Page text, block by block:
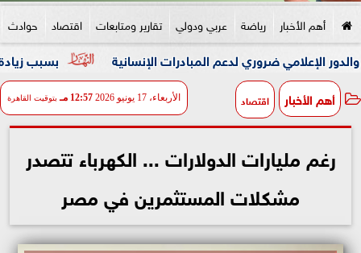
أهم الأخبار رياضة عربي ودولي تقارير ومتابعات اقتصاد حوادث
بسبب زيادة وزنها.. زوجة ضروري لدعم المبادرات الإنسانية
أهم الأخبار اقتصاد الأربعاء، 17 يونيو 2026 12:57 مـ بتوقيت القاهرة
رغم مليارات الدولارات ... الكهرباء تتصدر
مشكلات المستثمرين في مصر